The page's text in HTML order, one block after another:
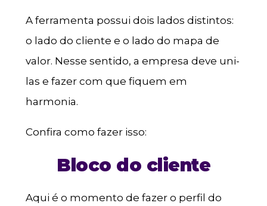
A ferramenta possui dois lados distintos:
o lado do cliente e o lado do mapa de
valor. Nesse sentido, a empresa deve uni-
las e fazer com que fiquem em
harmonia.
Confira como fazer isso:
Bloco do cliente
Aqui é o momento de fazer o perfil do